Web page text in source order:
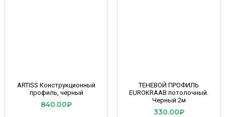
ARTISS Конструкционный
профиль, черный
840.00₽
ТЕНЕВОЙ ПРОФИЛЬ
EUROKRAAB потолочный.
Черный 2м
330.00₽